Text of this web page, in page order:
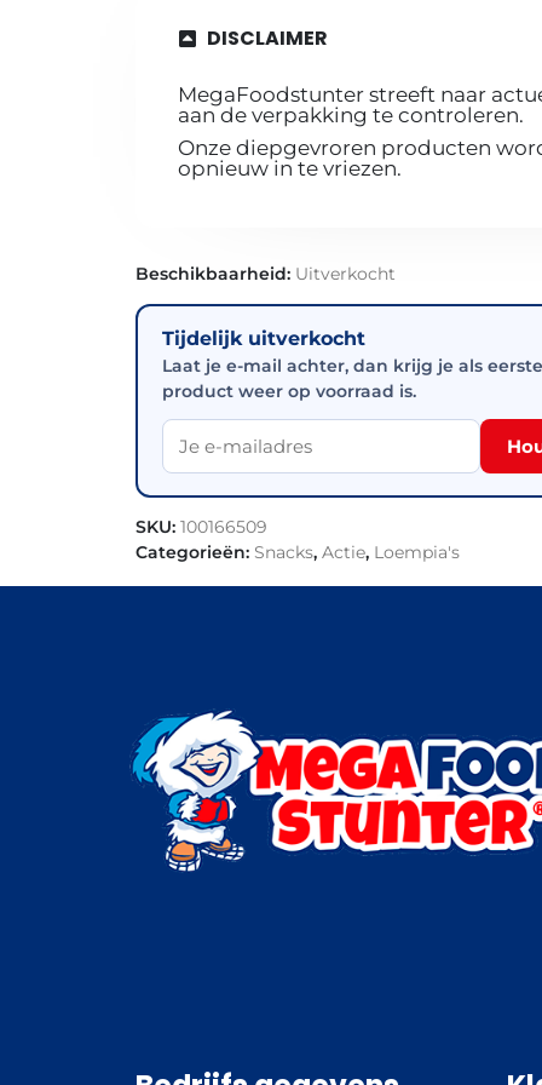
DISCLAIMER
MegaFoodstunter streeft naar
aan de verpakking te controleren.
Onze diepgevroren producten
opnieuw in te vriezen.
Beschikbaarheid: Uitverkocht
Tijdelijk uitverkocht
Laat je e-mail achter, dan krijg je als
product weer op voorraad is.
SKU: 100166509
Categorieën: Snacks, Actie, Loempia's